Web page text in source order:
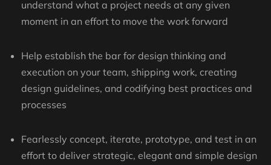
understand what a project needs at any given
moment in an effort to move the work forward
Help establish the bar for design thinking and
execution on your team, shipping work, creating
design guidelines, and codifying best practices and
processes
Fearlessly concept, iterate, prototype, and test in an
effort to deliver strategic, elegant and simple design